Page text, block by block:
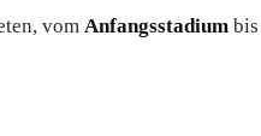
vom Anfangsstadium